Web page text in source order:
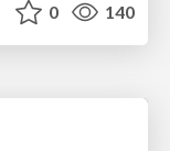
0 140